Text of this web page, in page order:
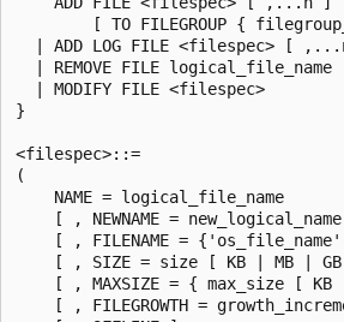
[ TO FILEGROUP {
| ADD LOG FILE <filespec> [
  | REMOVE FILE logical_file_name
  | MODIFY FILE <filespec>
}
<filespec>::=
(
    NAME = logical_file_name
[ , NEWNAME = new_logical_name
[ , FILENAME =
[ , SIZE = size [ KB | MB |
[ , MAXSIZE = { max_size [ KB
[ , FILEGROWTH =